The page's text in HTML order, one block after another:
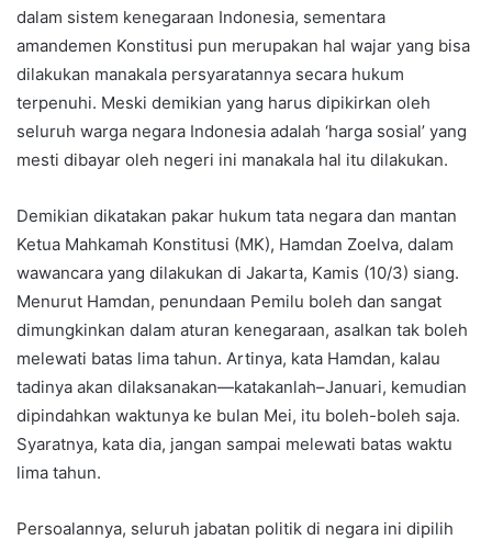
dalam sistem kenegaraan Indonesia, sementara
amandemen Konstitusi pun merupakan hal wajar yang bisa
dilakukan manakala persyaratannya secara hukum
terpenuhi. Meski demikian yang harus dipikirkan oleh
seluruh warga negara Indonesia adalah ‘harga sosial’ yang
mesti dibayar oleh negeri ini manakala hal itu dilakukan.
Demikian dikatakan pakar hukum tata negara dan mantan
Ketua Mahkamah Konstitusi (MK), Hamdan Zoelva, dalam
wawancara yang dilakukan di Jakarta, Kamis (10/3) siang.
Menurut Hamdan, penundaan Pemilu boleh dan sangat
dimungkinkan dalam aturan kenegaraan, asalkan tak boleh
melewati batas lima tahun. Artinya, kata Hamdan, kalau
tadinya akan dilaksanakan—katakanlah–Januari, kemudian
dipindahkan waktunya ke bulan Mei, itu boleh-boleh saja.
Syaratnya, kata dia, jangan sampai melewati batas waktu
lima tahun.
Persoalannya, seluruh jabatan politik di negara ini dipilih